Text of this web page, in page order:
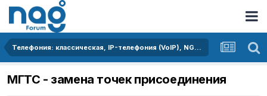
Телефония: классическая, IP-телефония (VoIP), NGN сети
МГТС - замена точек присоединения